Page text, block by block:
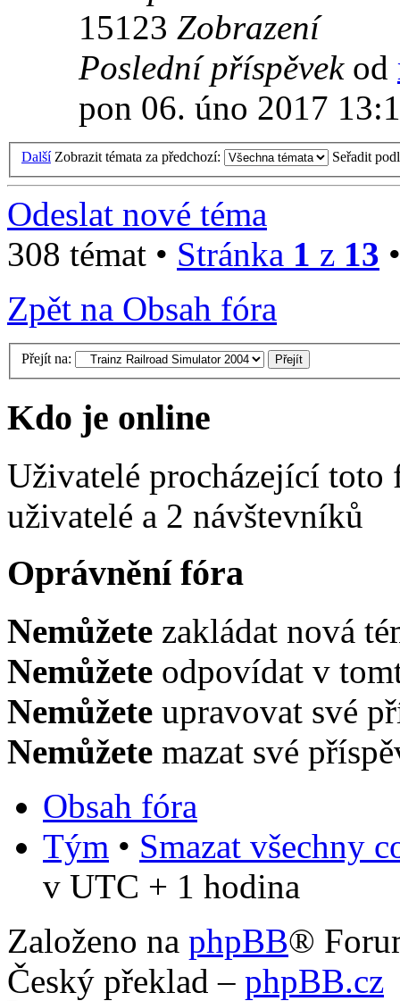
15123 Zobrazení
Poslední příspěvek od
pon 06. úno 2017
Další Zobrazit témata za předchozí: Seřadit
Odeslat nové téma
308 témat • Stránka 1 z 13
Zpět na Obsah fóra
Přejít na:
Kdo je online
Uživatelé procházející
uživatelé a 2 návštevníků
Oprávnění fóra
Nemůžete zakládat nová
Nemůžete odpovídat v
Nemůžete upravovat své
Nemůžete mazat své
Obsah fóra
Tým • Smazat všechny
v UTC + 1 hodina
Založeno na phpBB®
Český překlad – phpBB.cz